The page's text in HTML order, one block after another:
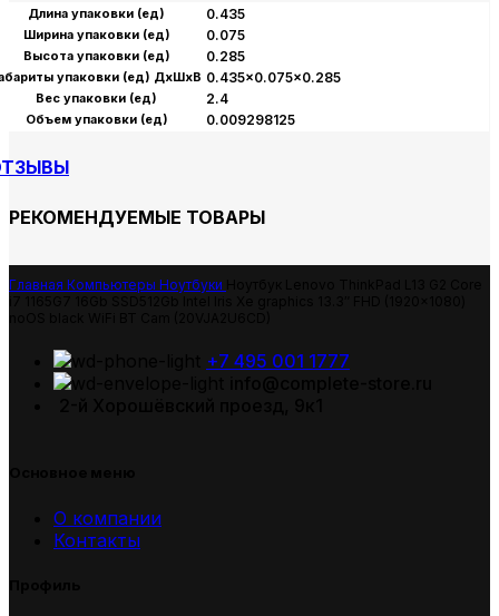
Длина упаковки (ед) 0.435
Ширина упаковки (ед) 0.075
Высота упаковки (ед) 0.285
упаковки (ед) ДхШхВ 0.435×0.075×0.285
Вес упаковки (ед) 2.4
Объем упаковки (ед) 0.009298125
РЕКОМЕНДУЕМЫЕ ТОВАРЫ
Главная Компьютеры Ноутбуки
+7 495 001 1777
О компании
Контакты